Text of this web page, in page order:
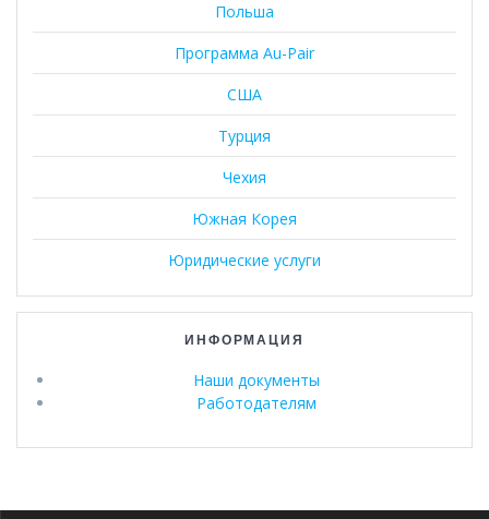
Польша
Программа Au-Pair
США
Турция
Чехия
Южная Корея
Юридические услуги
ИНФОРМАЦИЯ
Наши документы
Работодателям